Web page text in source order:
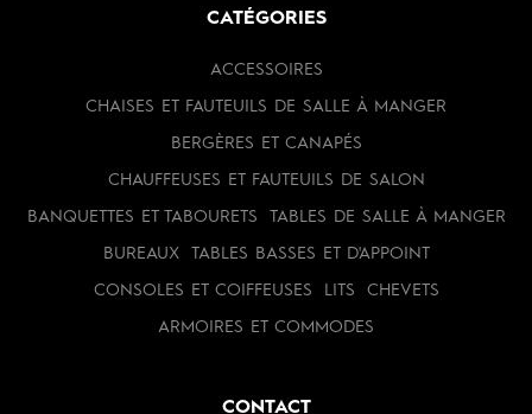
CATÉGORIES
ACCESSOIRES
CHAISES ET FAUTEUILS DE SALLE À MANGER
BERGÈRES ET CANAPÉS
CHAUFFEUSES ET FAUTEUILS DE SALON
BANQUETTES ET TABOURETS TABLES DE SALLE À MANGER
BUREAUX TABLES BASSES ET D'APPOINT
CONSOLES ET COIFFEUSES LITS CHEVETS
ARMOIRES ET COMMODES
CONTACT